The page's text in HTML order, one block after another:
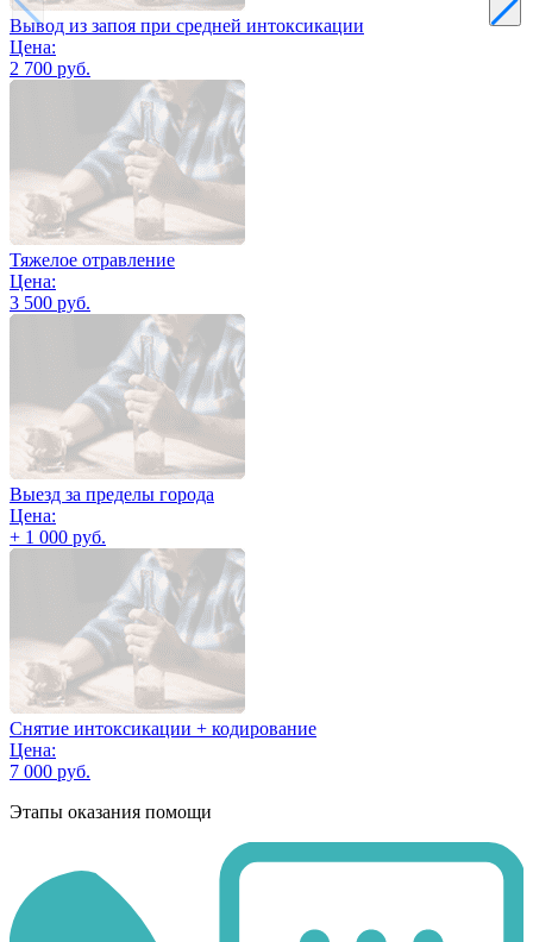
Вывод из запоя при средней интоксикации
Цена:
2 700 руб.
Тяжелое отравление
Цена:
3 500 руб.
Выезд за пределы города
Цена:
+ 1 000 руб.
Снятие интоксикации + кодирование
Цена:
7 000 руб.
Этапы оказания помощи